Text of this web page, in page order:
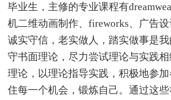
毕业生，主修的专业课程有
机二维动画制作、fireworks、广告
诚实守信，老实做人，踏实做事是
守书面理论，尽力尝试理论与实践
理论，以理论指导实践，积极地参
住每一个机会，锻炼自己。通过这